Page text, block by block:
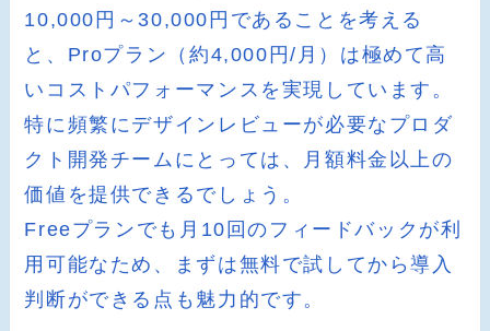
10,000円～30,000円であることを考える
と、Proプラン（約4,000円/月）は極めて高
いコストパフォーマンスを実現しています。
特に頻繁にデザインレビューが必要なプロダ
クト開発チームにとっては、月額料金以上の
価値を提供できるでしょう。
Freeプランでも月10回のフィードバックが利
用可能なため、まずは無料で試してから導入
判断ができる点も魅力的です。